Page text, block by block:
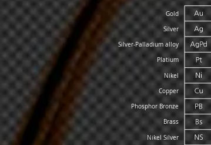
Gold
Silver
Silver-Palladium alloy
Platium
Nikel
Copper
Phosphor Bronze
Brass
Nikel Silver